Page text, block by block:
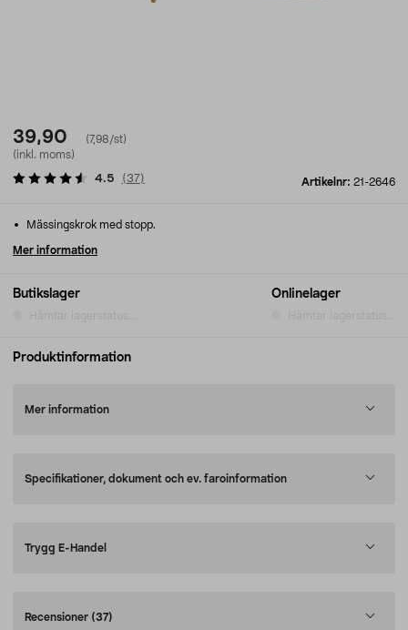
39,90
(7,98/st)
(inkl. moms)
Artikelnr: 21-2646
4.5 (37)
Butikslager Onlinelager
Mässingskrok med stopp.
Mer information
Produktinformation
Mer information
Specifikationer, dokument och ev. faroinformation
Trygg E-Handel
Recensioner (37)